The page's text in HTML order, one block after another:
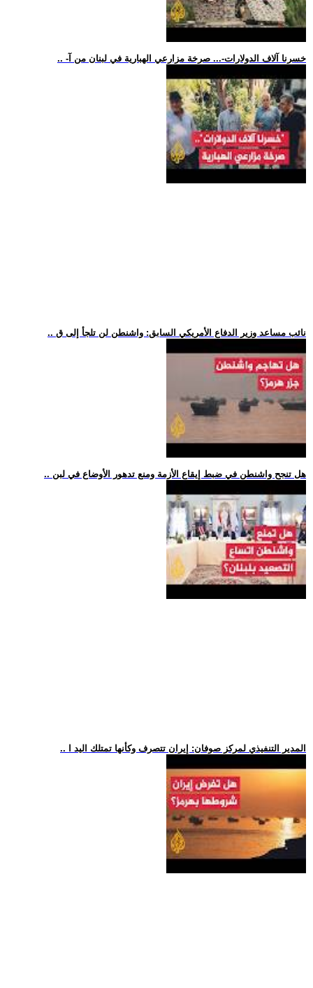
.. -خسرنا آلاف الدولارات-... صرخة مزارعي الهبارية في لبنان من آ
.. نائب مساعد وزير الدفاع الأمريكي السابق: واشنطن لن تلجأ إلى ق
.. هل تنجح واشنطن في ضبط إيقاع الأزمة ومنع تدهور الأوضاع في لبن
.. المدير التنفيذي لمركز صوفان: إيران تتصرف وكأنها تمتلك اليد ا